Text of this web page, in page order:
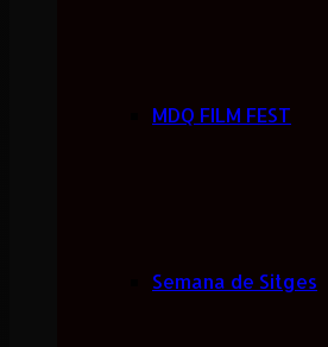
MDQ FILM FEST
Semana de Sitges